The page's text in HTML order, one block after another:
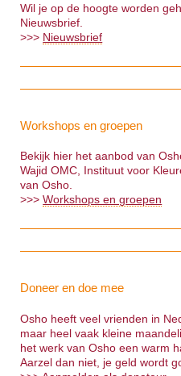
Wil je op de hoogte worden
Nieuwsbrief.
>>> Nieuwsbrief
Workshops en groepen
Bekijk hier het aanbod van
Wajid OMC, Instituut voor
van Osho.
>>>Workshops en groepen
Doneer en doe mee
Osho heeft veel vrienden in
maar heel vaak kleine
het werk van Osho een warm
Aarzel dan niet, je geld wordt